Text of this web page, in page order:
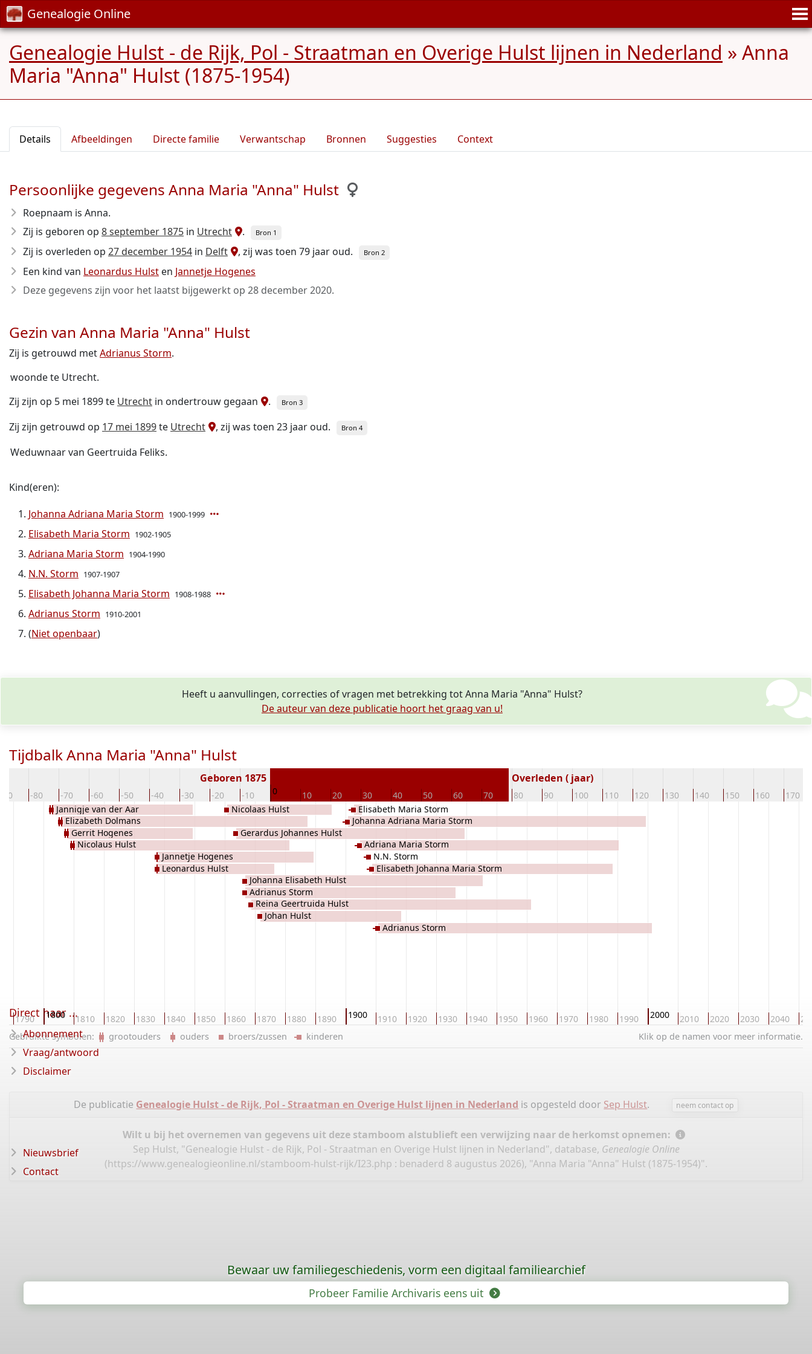
Genealogie Online
Genealogie Hulst - de Rijk, Pol - Straatman en Overige Hulst lijnen in Nederland » Anna
Maria "Anna" Hulst (1875-1954)
Details Afbeeldingen Directe familie Verwantschap Bronnen Suggesties Context
Persoonlijke gegevens Anna Maria "Anna" Hulst
Roepnaam is Anna.
Zij is geboren op 8 september 1875 in Utrecht . Bron 1
Zij is overleden op 27 december 1954 in Delft , zij was toen 79 jaar oud. Bron 2
Een kind van Leonardus Hulst en Jannetje Hogenes
Deze gegevens zijn voor het laatst bijgewerkt op 28 december 2020.
Gezin van Anna Maria "Anna" Hulst
Zij is getrouwd metAdrianus Storm.
woonde te Utrecht.
Zij zijn op 5 mei 1899 te Utrecht in ondertrouw gegaan . Bron 3
Zij zijn getrouwd op 17 mei 1899te Utrecht , zij was toen 23 jaar oud. Bron 4
Weduwnaar van Geertruida Feliks.
Kind(eren):
Johanna Adriana Maria Storm 1900-1999
Elisabeth Maria Storm 1902-1905
Adriana Maria Storm 1904-1990
N.N. Storm 1907-1907
Elisabeth Johanna Maria Storm 1908-1988
Adrianus Storm 1910-2001
(Niet openbaar)
Heeft u aanvullingen, correcties of vragen met betrekking tot Anna Maria "Anna" Hulst?
De auteur van deze publicatie hoort het graag van u!
Tijdbalk Anna Maria "Anna" Hulst
-90 -80 -70 -60 -50 -40 -30 -20 -10 0 10 20 30 40 50 60 70 80 90 100 110 120 130 140 150 160 170
Geboren 1875 Overleden ( jaar)
1790 1800 1810 1820 1830 1840 1850 1860 1870 1880 1890 1900 1910 1920 1930 1940 1950 1960 1970 1980 1990 2000 2010 2020 2030 2040
Jannigje van der Aar
Elizabeth Dolmans
Gerrit Hogenes
Nicolaus Hulst
Jannetje Hogenes
Leonardus Hulst
Nicolaas Hulst
Gerardus Johannes Hulst
Johanna Elisabeth Hulst
Adrianus Storm
Reina Geertruida Hulst
Johan Hulst
Johanna Adriana Maria Storm
Elisabeth Maria Storm
Adriana Maria Storm
N.N. Storm
Elisabeth Johanna Maria Storm
Adrianus Storm
Klik op de namen voor meer informatie.
Gebruikte symbolen: grootouders ouders broers/zussen kinderen
De publicatie Genealogie Hulst - de Rijk, Pol - Straatman en Overige Hulst lijnen in Nederland is opgesteld door Sep Hulst. neem contact op
Wilt u bij het overnemen van gegevens uit deze stamboom alstublieft een verwijzing naar de herkomst opnemen:
Sep Hulst, "Genealogie Hulst - de Rijk, Pol - Straatman en Overige Hulst lijnen in Nederland", database, Genealogie Online
(https://www.genealogieonline.nl/stamboom-hulst-rijk/I23.php : benaderd 8 augustus 2026), "Anna Maria "Anna" Hulst (1875-1954)".
Direct naar ...
Abonnement
Vraag/antwoord
Disclaimer
Nieuwsbrief
Contact
Bewaar uw familiegeschiedenis, vorm een digitaal familiearchief
Probeer Familie Archivaris eens uit